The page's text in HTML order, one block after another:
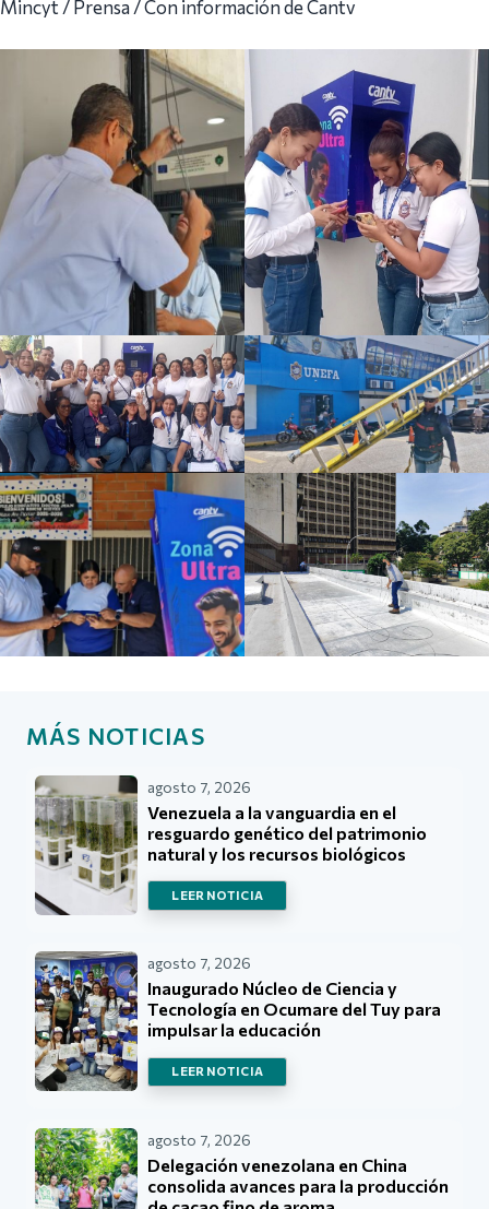
Mincyt / Prensa / Con información de Cantv
MÁS NOTICIAS
agosto 7, 2026
Venezuela a la vanguardia en el
resguardo genético del patrimonio
natural y los recursos biológicos
LEER NOTICIA
agosto 7, 2026
Inaugurado Núcleo de Ciencia y
Tecnología en Ocumare del Tuy para
impulsar la educación
LEER NOTICIA
agosto 7, 2026
Delegación venezolana en China
consolida avances para la producción